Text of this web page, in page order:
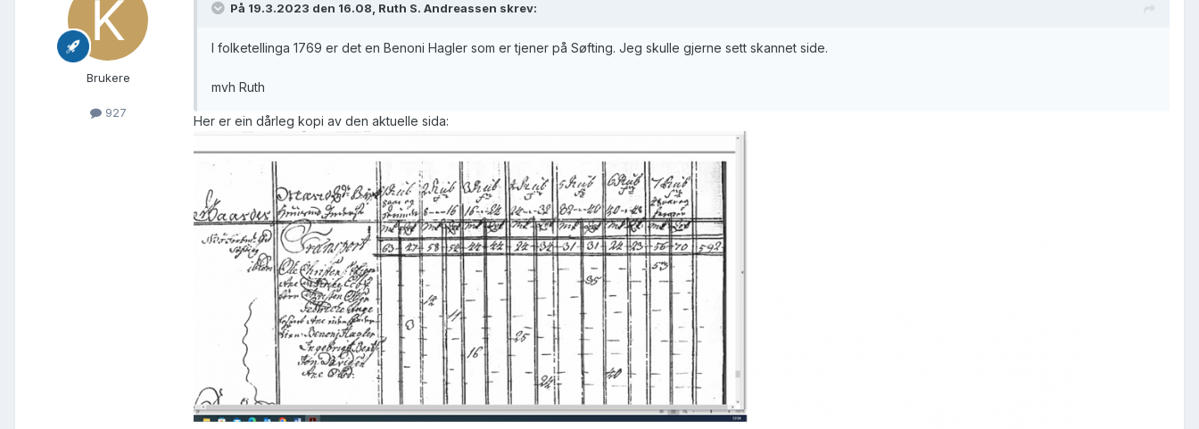
Brukere
927
På 19.3.2023 den 16.08, Ruth S. Andreassen skrev:
I folketellinga 1769 er det en Benoni Hagler som er tjener på Søfting. Jeg skulle gjerne sett skannet side.
mvh Ruth
Her er ein dårleg kopi av den aktuelle sida: